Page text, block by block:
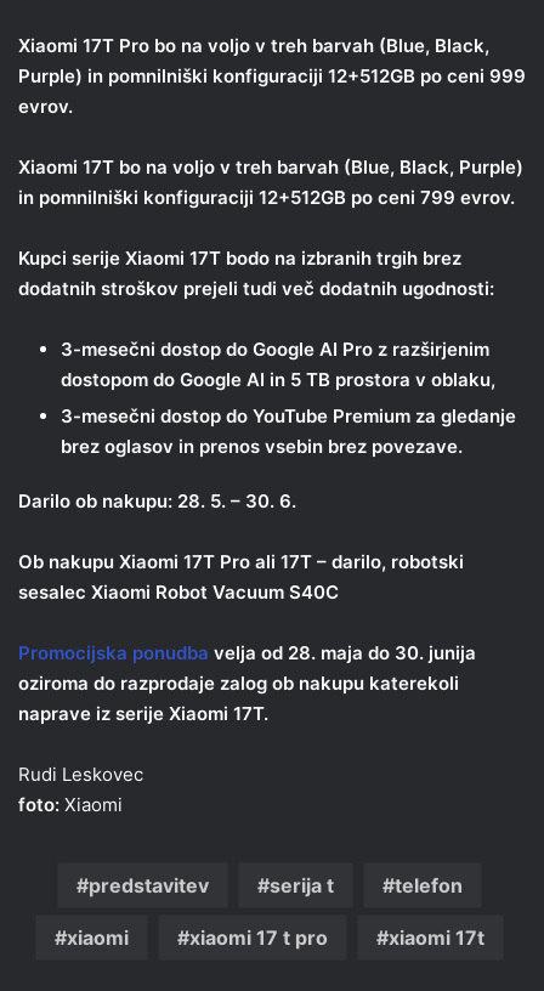
Xiaomi 17T Pro bo na voljo v treh barvah (Blue, Black,
Purple) in pomnilniški konfiguraciji 12+512GB po ceni 999
evrov.
Xiaomi 17T bo na voljo v treh barvah (Blue, Black, Purple)
in pomnilniški konfiguraciji 12+512GB po ceni 799 evrov.
Kupci serije Xiaomi 17T bodo na izbranih trgih brez
dodatnih stroškov prejeli tudi več dodatnih ugodnosti:
3-mesečni dostop do Google AI Pro z razširjenim
dostopom do Google AI in 5 TB prostora v oblaku,
3-mesečni dostop do YouTube Premium za gledanje
brez oglasov in prenos vsebin brez povezave.
Darilo ob nakupu: 28. 5. – 30. 6.
Ob nakupu Xiaomi 17T Pro ali 17T – darilo, robotski
sesalec Xiaomi Robot Vacuum S40C
Promocijska ponudba velja od 28. maja do 30. junija
oziroma do razprodaje zalog ob nakupu katerekoli
naprave iz serije Xiaomi 17T.
Rudi Leskovec
foto: Xiaomi
predstavitev serija t telefon
xiaomi xiaomi 17 t pro xiaomi 17t